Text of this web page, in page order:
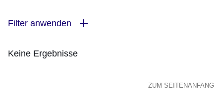
Filter anwenden
Keine Ergebnisse
ZUM SEITENANFANG